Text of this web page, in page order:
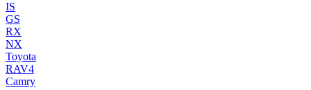
IS
GS
RX
NX
Toyota
RAV4
Camry